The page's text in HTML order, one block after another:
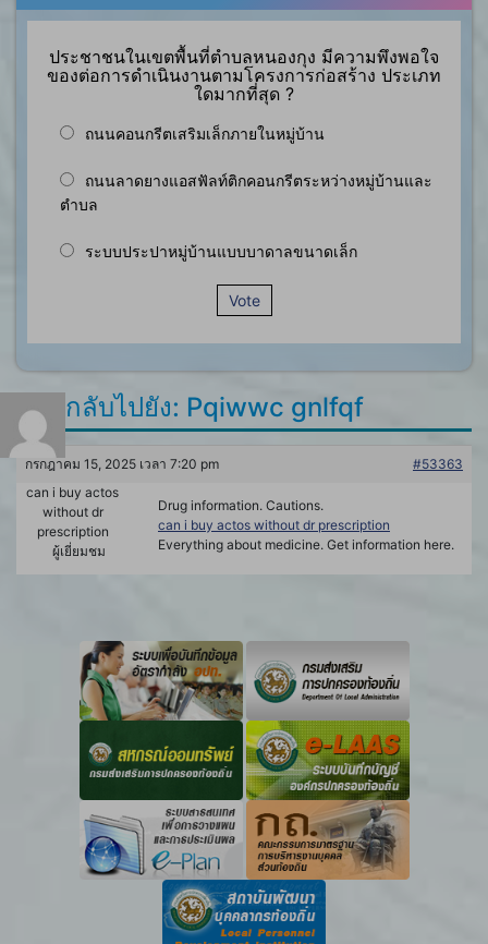
ประชาชนในเขตพื้นที่ตำบลหนองกุง มีความพึงพอใจ
ของต่อการดำเนินงานตามโครงการก่อสร้าง ประเภท
ใดมากที่สุด ?
ถนนคอนกรีตเสริมเล็กภายในหมู่บ้าน
ถนนลาดยางแอสฟัลท์ติกคอนกรีตระหว่างหมู่บ้านและ
ตำบล
ระบบประปาหมู่บ้านแบบบาดาลขนาดเล็ก
Vote
ตอบกลับไปยัง: Pqiwwc gnlfqf
กรกฎาคม 15, 2025 เวลา 7:20 pm
#53363
can i buy actos
without dr
prescription
ผู้เยี่ยมชม
Drug information. Cautions.
can i buy actos without dr prescription
Everything about medicine. Get information here.